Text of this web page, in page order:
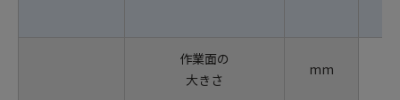
作業面の
大きさ
mm